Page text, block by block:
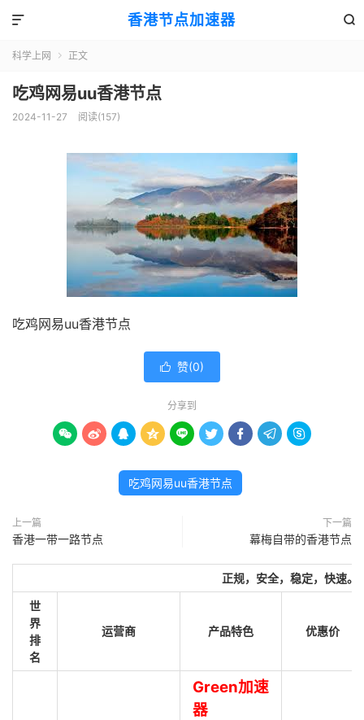
香港节点加速器 

科学上网  正文
吃鸡网易uu香港节点
2024-11-27 阅读(157)
吃鸡网易uu香港节点
 赞(0)
分享到
        
吃鸡网易uu香港节点
上一篇
香港一带一路节点
下一篇
幕梅自带的香港节点
正规，安全，稳定，快速。
世
界
排
名
运营商 产品特色 优惠价
Green加速
器